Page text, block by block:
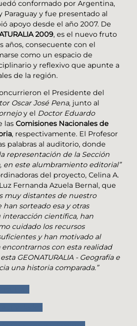
conformado por Argentina,
Paraguay y fue presentado al
apoyo desde el año 2007. De
2009, es el nuevo fruto
años, consecuente con el
como un espacio de
y reflexivo que apunte a
de la región.
el Presidente del
Oscar José Pena, junto al
y el Doctor Eduardo
las Comisiones Nacionales de
, respectivamente. El Profesor
palabras al auditorio, donde
representación de la Sección
en este alumbramiento editorial”
del proyecto, Celina A.
Fernanda Azuela Bernal, que
muy distantes de nuestro
sorteado esa y otras
interacción científica, han
cuidado los recursos
y han motivado al
encontrarnos con esta realidad
GEONATURALIA - Geografía e
una historia comparada.”